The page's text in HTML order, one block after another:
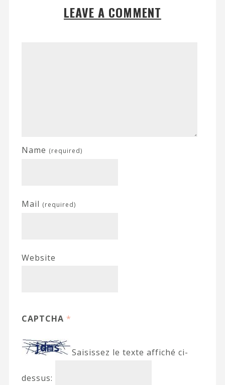
LEAVE A COMMENT
Name (required)
Mail (required)
Website
CAPTCHA *
Saisissez le texte affiché ci-
dessus: